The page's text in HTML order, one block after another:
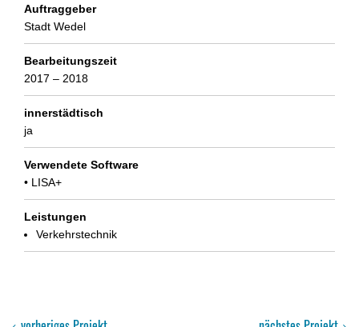
Auftraggeber
Stadt Wedel
Bearbeitungszeit
2017 – 2018
innerstädtisch
ja
Verwendete Software
• LISA+
Leistungen
Verkehrstechnik